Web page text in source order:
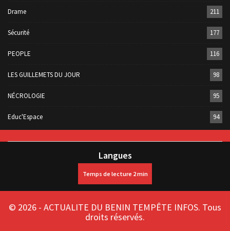
Drame 211
Sécurité 177
PEOPLE 116
LES GUILLEMETS DU JOUR 98
NÉCROLOGIE 95
Educ'Espace 94
Langues
© 2026 - ACTUALITE DU BENIN TEMPÊTE INFOS. Tous
droits réservés.